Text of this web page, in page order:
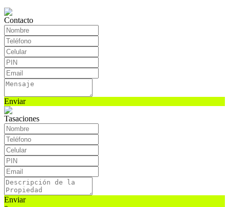
Contacto
Enviar
Tasaciones
Enviar